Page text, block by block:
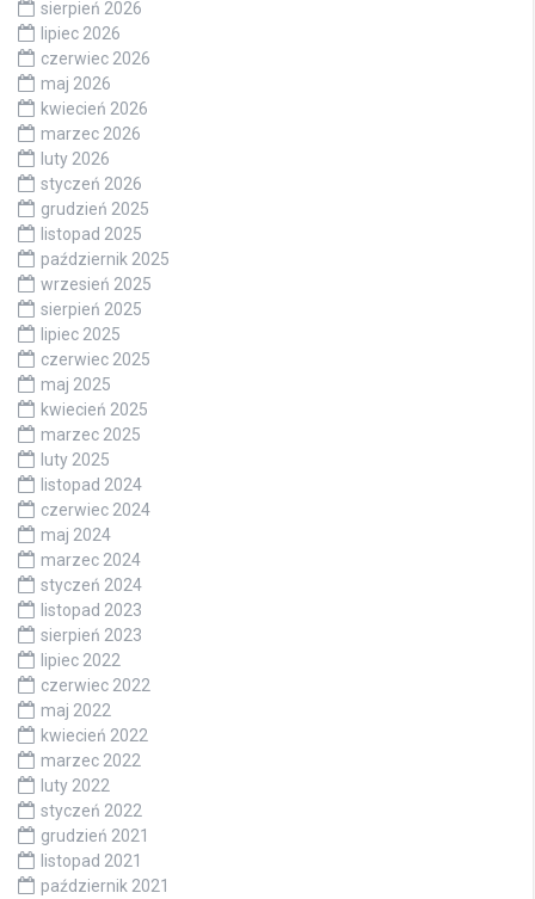
sierpień 2026
lipiec 2026
czerwiec 2026
maj 2026
kwiecień 2026
marzec 2026
luty 2026
styczeń 2026
grudzień 2025
listopad 2025
październik 2025
wrzesień 2025
sierpień 2025
lipiec 2025
czerwiec 2025
maj 2025
kwiecień 2025
marzec 2025
luty 2025
listopad 2024
czerwiec 2024
maj 2024
marzec 2024
styczeń 2024
listopad 2023
sierpień 2023
lipiec 2022
czerwiec 2022
maj 2022
kwiecień 2022
marzec 2022
luty 2022
styczeń 2022
grudzień 2021
listopad 2021
październik 2021